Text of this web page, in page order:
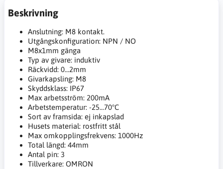
Beskrivning
Anslutning: M8 kontakt.
Utgångskonfiguration: NPN / NO
M8x1mm gänga
Typ av givare: induktiv
Räckvidd: 0...2mm
Givarkapsling: M8
Skyddsklass: IP67
Max arbetsström: 200mA
Arbetstemperatur: -25...70°C
Sort av framsida: ej inkapslad
Husets material: rostfritt stål
Max omkopplingsfrekvens: 1000Hz
Total längd: 44mm
Antal pin: 3
Tillverkare: OMRON